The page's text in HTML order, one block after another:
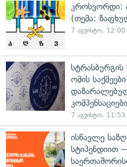
კროსვორდი:
(თემა:
7 აგვისტო, 12:00
ომის
7 აგვისტო, 11:53
ისწავლე
სტიპენდიით